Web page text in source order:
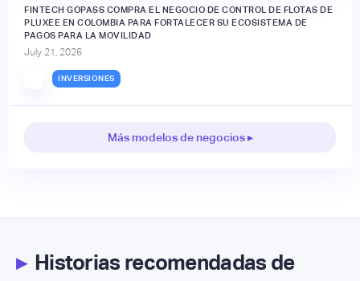
FINTECH GOPASS COMPRA EL NEGOCIO DE CONTROL DE FLOTAS DE
PLUXEE EN COLOMBIA PARA FORTALECER SU ECOSISTEMA DE
PAGOS PARA LA MOVILIDAD
July 21, 2026
INVERSIONES
Más modelos de negocios ▸
▸Historias recomendadas de